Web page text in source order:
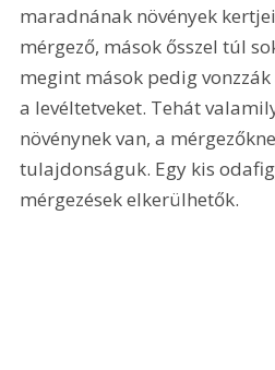
maradnának növények
mérgező, mások ősszel túl
megint mások pedig
a levéltetveket. Tehát
növénynek van, a
tulajdonságuk. Egy kis
mérgezések elkerülhetők.